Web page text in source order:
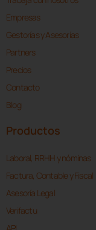
Empresas
Gestorías y Asesorías
Partners
Precios
Contacto
Blog
Productos
Laboral, RRHH y nóminas
Factura, Contable y Fiscal
Asesoría Legal
Verifactu